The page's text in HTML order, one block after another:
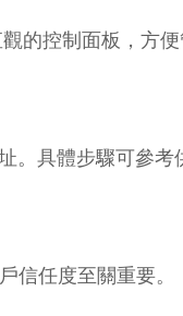
的控制面板，方
。具體步驟可參考
信任度至關重要。